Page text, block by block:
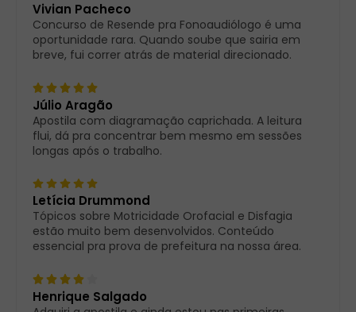
Vivian Pacheco
Concurso de Resende pra Fonoaudiólogo é uma
oportunidade rara. Quando soube que sairia em
breve, fui correr atrás de material direcionado.
Júlio Aragão
Apostila com diagramação caprichada. A leitura
flui, dá pra concentrar bem mesmo em sessões
longas após o trabalho.
Letícia Drummond
Tópicos sobre Motricidade Orofacial e Disfagia
estão muito bem desenvolvidos. Conteúdo
essencial pra prova de prefeitura na nossa área.
Henrique Salgado